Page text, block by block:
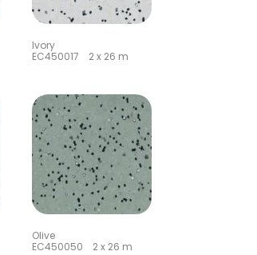
Ivory
EC450017 2 x 26 m
Olive
EC450050 2 x 26 m